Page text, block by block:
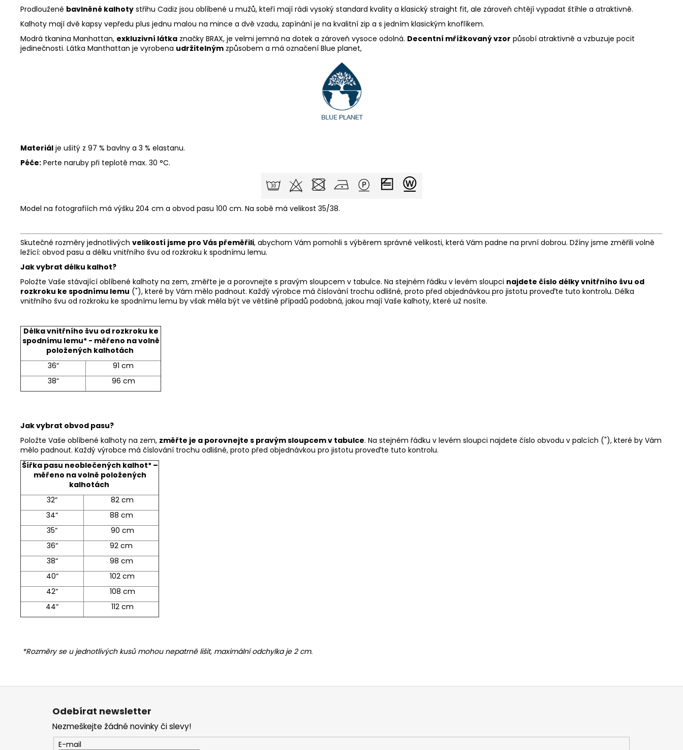
Prodloužené bavlněné kalhoty střihu Cadiz jsou oblíbené u mužů, kteří mají rádi vysoký standard kvality a klasický straight fit, ale zároveň chtějí vypadat štíhle a atraktivně.
Kalhoty mají dvě kapsy vepředu plus jednu malou na mince a dvě vzadu, zapínání je na kvalitní zip a s jedním klasickým knoflíkem.
Modrá tkanina Manhattan, exkluzivní látka značky BRAX, je velmi jemná na dotek a zároveň vysoce odolná. Decentní mřížkovaný vzor působí atraktivně a vzbuzuje pocit
jedinečnosti. Látka Manthattan je vyrobena udržitelným způsobem a má označení Blue planet,
Materiál je ušitý z 97 % bavlny a 3 % elastanu.
Péče: Perte naruby při teplotě max. 30 °C.
Model na fotografiích má výšku 204 cm a obvod pasu 100 cm. Na sobě má velikost 35/38.
Skutečné rozměry jednotlivých velikostí jsme pro Vás přeměřili, abychom Vám pomohli s výběrem správné velikosti, která Vám padne na první dobrou. Džíny jsme změřili volně
ležící: obvod pasu a délku vnitřního švu od rozkroku k spodnímu lemu.
Jak vybrat délku kalhot?
Položte Vaše stávající oblíbené kalhoty na zem, změřte je a porovnejte s pravým sloupcem v tabulce. Na stejném řádku v levém sloupci najdete číslo délky vnitřního švu od
rozkroku ke spodnímu lemu ("), které by Vám mělo padnout. Každý výrobce má číslování trochu odlišné, proto před objednávkou pro jistotu proveďte tuto kontrolu. Délka
vnitřního švu od rozkroku ke spodnímu lemu by však měla být ve většině případů podobná, jakou mají Vaše kalhoty, které už nosíte.
Délka vnitřního švu od rozkroku ke
spodnímu lemu* - měřeno na volně
položených kalhotách
36“
91 cm
38“
96 cm
Jak vybrat obvod pasu?
Položte Vaše oblíbené kalhoty na zem, změřte je a porovnejte s pravým sloupcem v tabulce. Na stejném řádku v levém sloupci najdete číslo obvodu v palcích ("), které by Vám
mělo padnout. Každý výrobce má číslování trochu odlišné, proto před objednávkou pro jistotu proveďte tuto kontrolu.
Šířka pasu neoblečených kalhot* –
měřeno na volně položených
kalhotách
32“
82 cm
34“
88 cm
35“
90 cm
36“
92 cm
38“
98 cm
40“
102 cm
42“
108 cm
44“
112 cm
*Rozměry se u jednotlivých kusů mohou nepatrně lišit, maximální odchylka je 2 cm.
Odebírat newsletter
Nezmeškejte žádné novinky či slevy!
E-mail